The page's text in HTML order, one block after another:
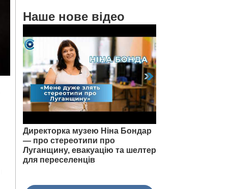
Наше нове відео
Директорка музею Ніна Бондар
— про стереотипи про
Луганщину, евакуацію та шелтер
для переселенців